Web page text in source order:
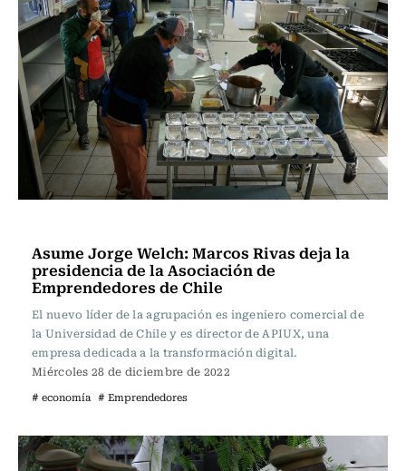
Asume Jorge Welch: Marcos Rivas deja la
presidencia de la Asociación de
Emprendedores de Chile
El nuevo líder de la agrupación es ingeniero comercial de
la Universidad de Chile y es director de APIUX, una
empresa dedicada a la transformación digital.
Miércoles 28 de diciembre de 2022
# economía # Emprendedores